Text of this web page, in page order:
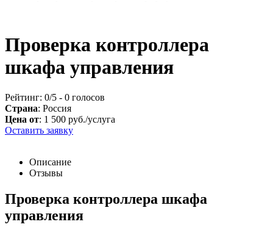
Проверка контроллера
шкафа управления
Рейтинг: 0/5 - 0 голосов
Страна: Россия
Цена от: 1 500 руб./услуга
Оставить заявку
Описание
Отзывы
Проверка контроллера шкафа
управления